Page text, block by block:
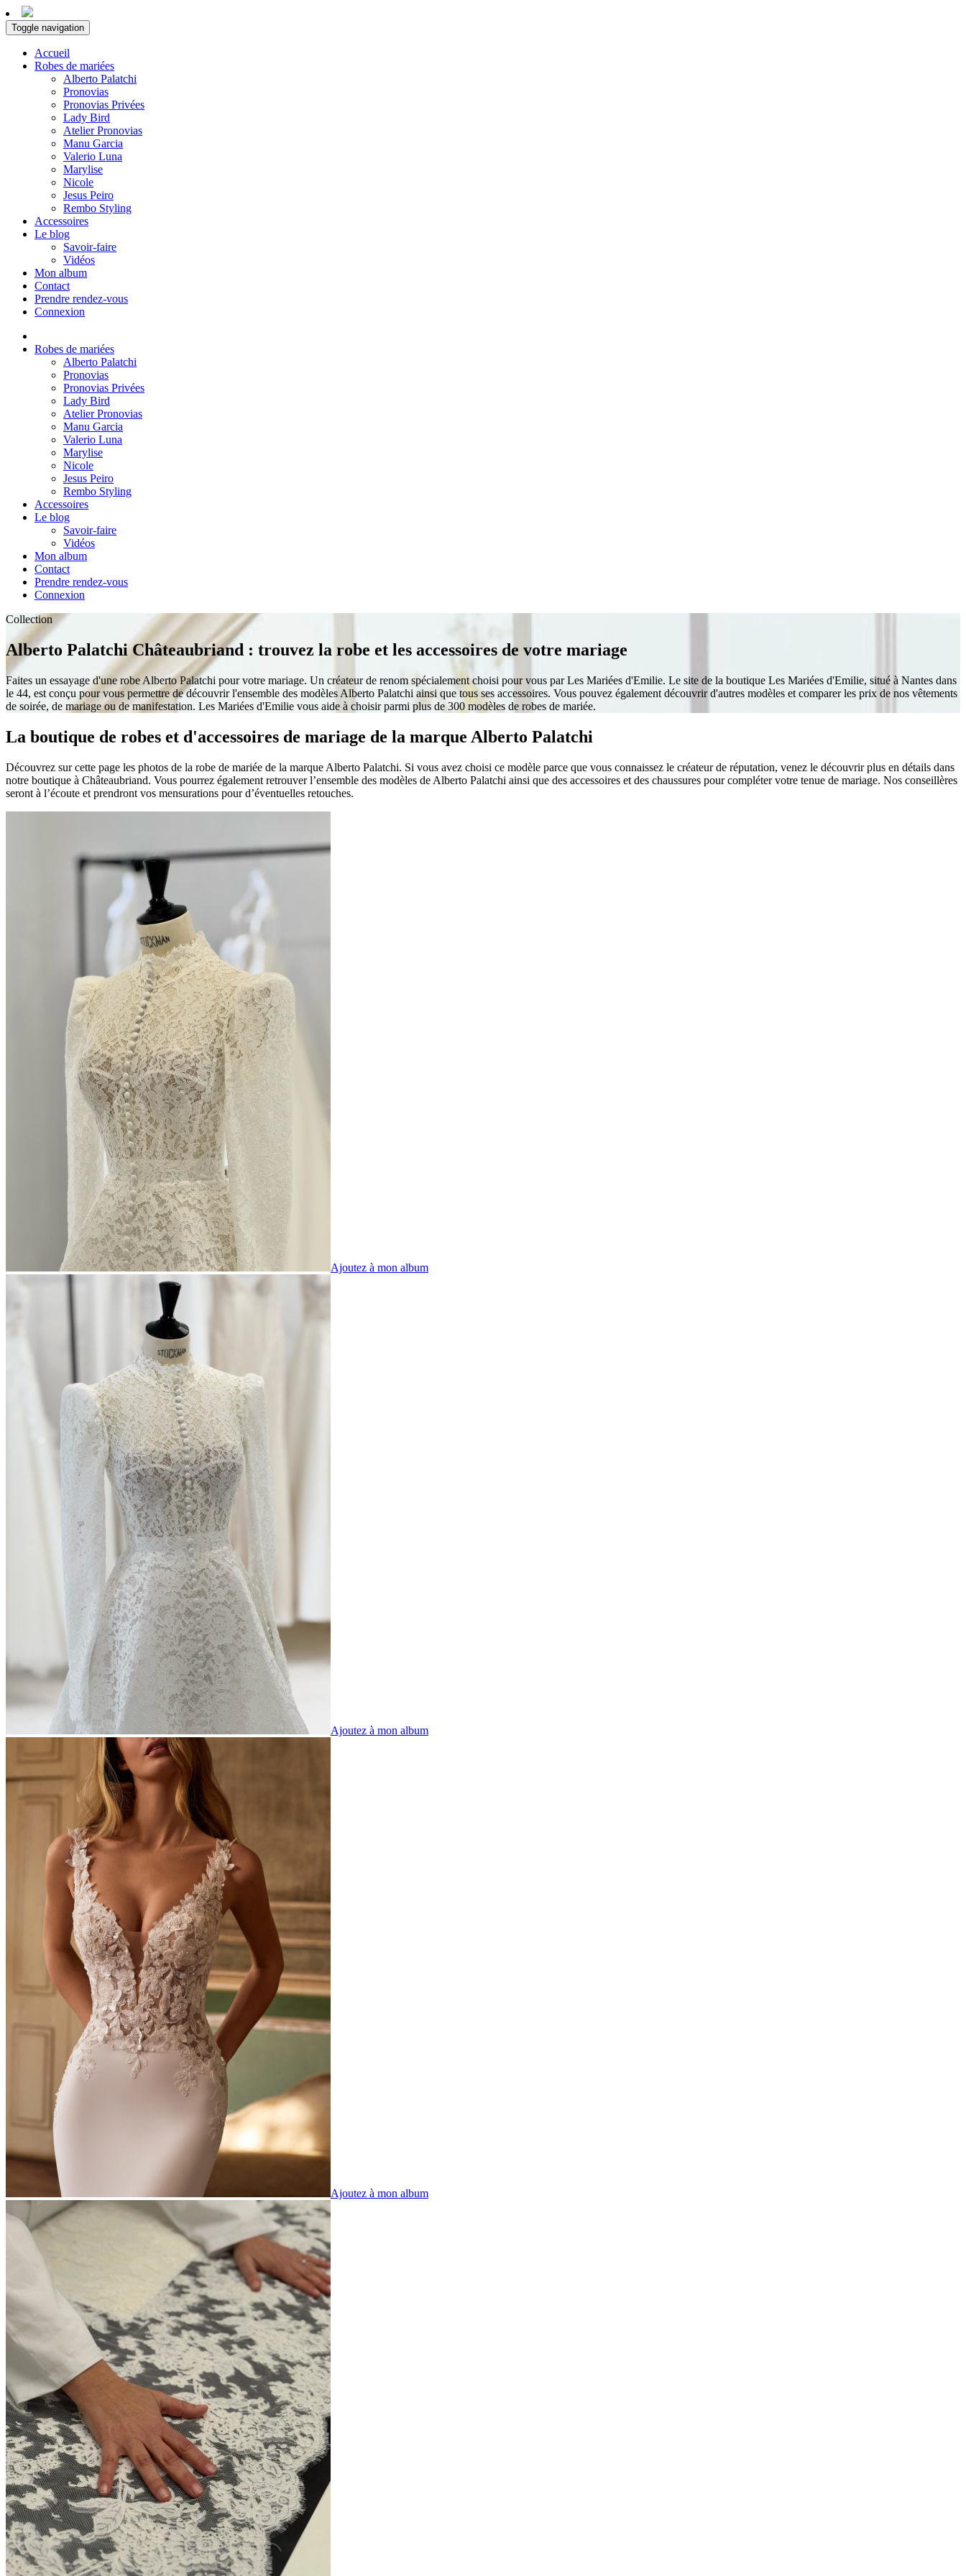
Toggle navigation
Accueil
Robes de mariées
Alberto Palatchi
Pronovias
Pronovias Privées
Lady Bird
Atelier Pronovias
Manu Garcia
Valerio Luna
Marylise
Nicole
Jesus Peiro
Rembo Styling
Accessoires
Le blog
Savoir-faire
Vidéos
Mon album
Contact
Prendre rendez-vous
Connexion
Robes de mariées
Alberto Palatchi
Pronovias
Pronovias Privées
Lady Bird
Atelier Pronovias
Manu Garcia
Valerio Luna
Marylise
Nicole
Jesus Peiro
Rembo Styling
Accessoires
Le blog
Savoir-faire
Vidéos
Mon album
Contact
Prendre rendez-vous
Connexion
Collection
Alberto Palatchi Châteaubriand : trouvez la robe et les accessoires de votre mariage
Faites un essayage d'une robe Alberto Palatchi pour votre mariage. Un créateur de renom spécialement choisi pour vous par Les Mariées d'Emilie. Le site de la boutique Les Mariées d'Emilie, situé à Nantes dans
le 44, est conçu pour vous permettre de découvrir l'ensemble des modèles Alberto Palatchi ainsi que tous ses accessoires. Vous pouvez également découvrir d'autres modèles et comparer les prix de nos vêtements
de soirée, de mariage ou de manifestation. Les Mariées d'Emilie vous aide à choisir parmi plus de 300 modèles de robes de mariée.
La boutique de robes et d'accessoires de mariage de la marque Alberto Palatchi
Découvrez sur cette page les photos de la robe de mariée de la marque Alberto Palatchi. Si vous avez choisi ce modèle parce que vous connaissez le créateur de réputation, venez le découvrir plus en détails dans
notre boutique à Châteaubriand. Vous pourrez également retrouver l’ensemble des modèles de Alberto Palatchi ainsi que des accessoires et des chaussures pour compléter votre tenue de mariage. Nos conseillères
seront à l’écoute et prendront vos mensurations pour d’éventuelles retouches.
Ajoutez à mon album
Ajoutez à mon album
Ajoutez à mon album